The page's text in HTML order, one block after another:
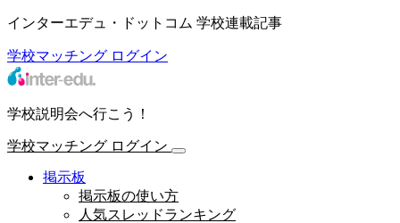
インターエデュ・ドットコム 学校連載記事
学校マッチング ログイン
学校説明会へ行こう！
学校マッチング ログイン
掲示板
掲示板の使い方
人気スレッドランキング